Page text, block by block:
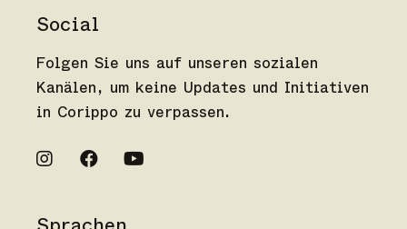
Social
Folgen Sie uns auf unseren sozialen
Kanälen, um keine Updates und Initiativen
in Corippo zu verpassen.